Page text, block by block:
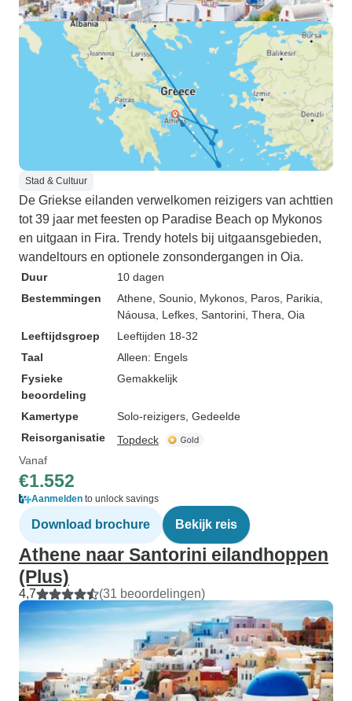
Stad & Cultuur
De Griekse eilanden verwelkomen reizigers van achttien
tot 39 jaar met feesten op Paradise Beach op Mykonos
en uitgaan in Fira. Trendy hotels bij uitgaansgebieden,
wandeltours en optionele zonsondergangen in Oia.
Duur
10 dagen
Bestemmingen
Athene , Sounio , Mykonos , Paros , Parikia
Náousa , Lefkes , Santorini , Thera , Oia
Leeftijdsgroep
Leeftijden 18-32
Taal
Alleen: Engels
Fysieke
beoordeling
Gemakkelijk
Kamertype
Solo-reizigers, Gedeelde
Reisorganisatie
Topdeck
Vanaf
€1.552
Aanmelden to unlock savings
Download brochure Bekijk reis
Athene naar Santorini eilandhoppen
(Plus)
4,7 (31 beoordelingen)